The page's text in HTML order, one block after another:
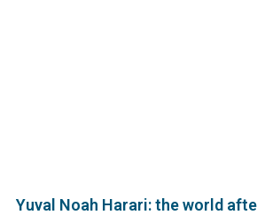
Yuval Noah Harari: the world